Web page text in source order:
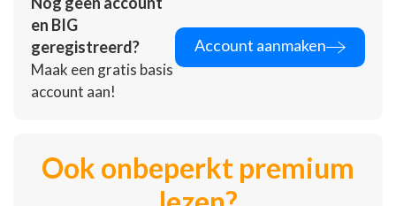
en BIG
geregistreerd?
Maak een gratis basis
account aan!
Account aanmaken
Ook onbeperkt premium